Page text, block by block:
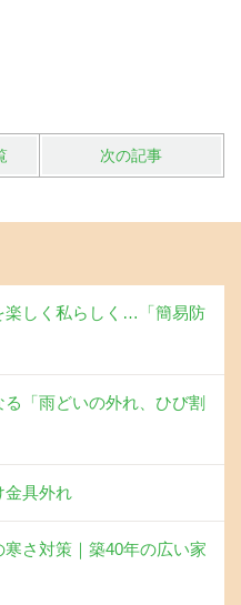
次の記事
楽しく私らしく…「簡易防
「雨どいの外れ、ひび割
金具外れ
寒さ対策｜築40年の広い家